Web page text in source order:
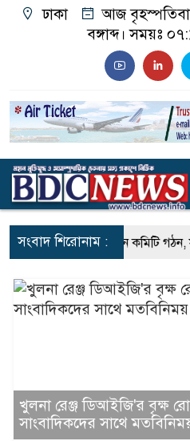
ঢাকা
আজ
বঙ্গাব্দ। সময়ঃ
সংবাদ শিরোনাম :
নতুন কমিটি গঠন, সভাপতি
খুলনা রেঞ্জ ডিআইজি'র বৃক্ষ
সাংবাদিকদের সাথে